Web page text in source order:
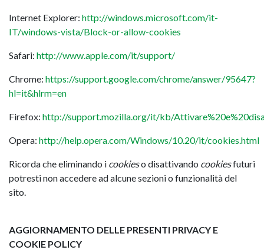
Internet Explorer: http://windows.microsoft.com/it-
IT/windows-vista/Block-or-allow-cookies
Safari: http://www.apple.com/it/support/
Chrome: https://support.google.com/chrome/answer/95647?
hl=it&hlrm=en
Firefox: http://support.mozilla.org/it/kb/
Opera: http://help.opera.com/Windows/10.20/it/cookies.html
Ricorda che eliminando i cookieso disattivando cookiesfuturi
potresti non accedere ad alcune sezioni o funzionalità del
sito.
AGGIORNAMENTO DELLE PRESENTI PRIVACY E
COOKIE POLICY